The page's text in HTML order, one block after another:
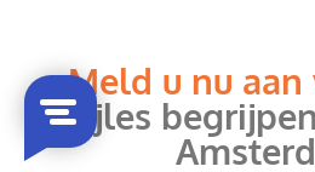
Meld u nu aan
bijles